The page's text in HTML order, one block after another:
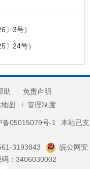
〕3号）
〕24号）
助
免责声明
图 管理制度
备05015079号-1
本站已支
3193843
皖公网安
码：3406030002